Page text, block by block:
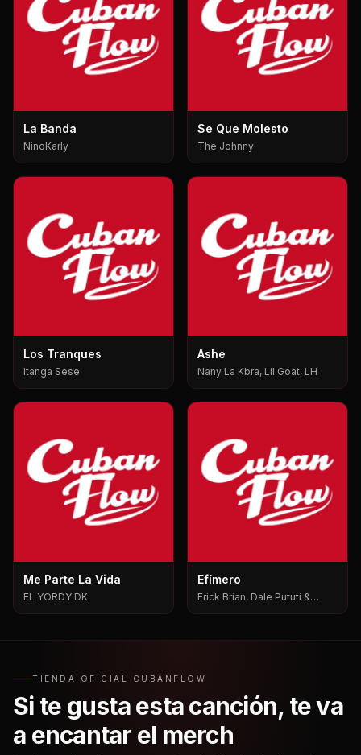
La Banda
NinoKarly
Se Que Molesto
The Johnny
Los Tranques
Itanga Sese
Ashe
Nany La Kbra, Lil Goat, LH
Me Parte La Vida
EL YORDY DK
Efímero
Erick Brian, Dale Pututi &
TIENDA OFICIAL CUBANFLOW
Si te gusta esta canción, te va
a encantar el merch